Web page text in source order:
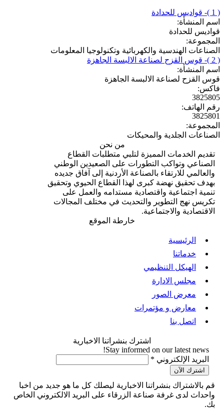
( 1 )- قواديس للحدادة
اسم المنشأة:
قواديس للحدادة
المجموعة:
الصناعات الهندسية والكهربائية وتكنولوجيا المعلومات
( 2 )- قوس القزح لصناعة الالبسة الجاهزة
اسم المنشأة:
قوس القزح لصناعة الالبسة الجاهزة
فاكس:
3825805
رقم الهاتف:
3825801
المجموعة:
الصناعات الجلدية والمحيكات
من نحن
تقديم الخدمات المميزة لتلبي متطلبات القطاع
الصناعي وتواكب التطورات على الصعيدين الوطني
والعالمي للارتقاء بالصناعة الأردنية إلى آفاق جديده
بهدف تحقيق نهضة كبرى لهذا القطاع الحيوي وتحقيق
تنمية اجتماعية واقتصادية مستدامه والعمل على
تكريس نهج التطوير والتحديث في مختلف المجالات
الاقتصادية والاجتماعية.
خارطة الموقع
الرئيسية
خدماتنا
الهيكل التنظيمي
مجلس الادارة
معرض الصور
معارض و مؤتمرات
اتصل بنا
اشترك بنشراتنا الاخبارية
Stay informed on our latest news!
‏البريد الإلكتروني ‏ *
قم بالاشتراك بنشراتنا الاخبارية ليصلك كل ما هو جديد من اخبا
واحداث لدى غرفة صناعة الزرقاء على البريد الالكتروني الخاص
بك.